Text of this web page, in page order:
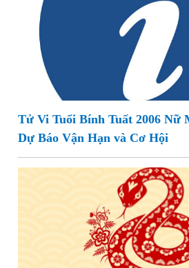
Tử Vi Tuổi Bính Tuất 2006 Nữ
Dự Báo Vận Hạn và Cơ Hội